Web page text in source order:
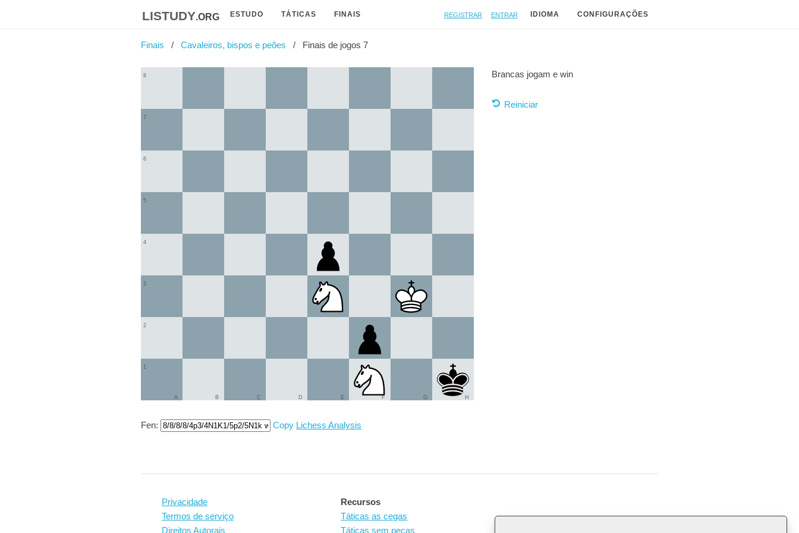
listudy.org ESTUDO TÁTICAS FINAIS Registrar Entrar IDIOMA CONFIGURAÇÕES
Finais Cavaleiros, bispos e peões Finais de jogos 7
1
2
3
4
5
6
7
8
A B C D E F G H
Brancas jogam e win
Reiniciar
Fen: Copy Lichess Analysis
Privacidade
Termos de serviço
Direitos Autorais
Recursos
Táticas as cegas
Táticas sem peças